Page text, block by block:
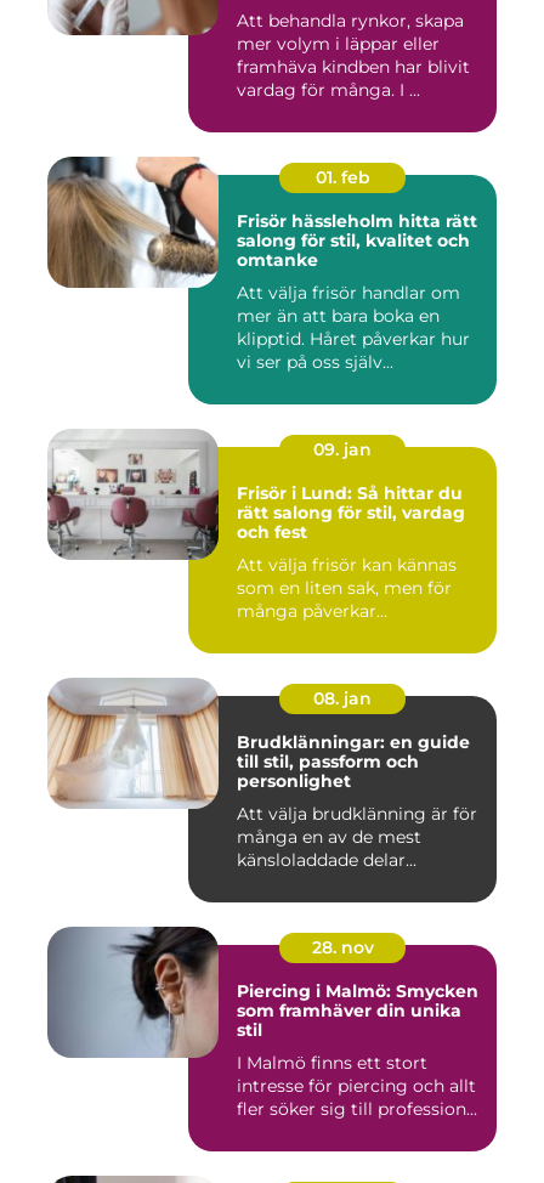
Att behandla rynkor, skapa
mer volym i läppar eller
framhäva kindben har blivit
vardag för många. I ...
01. feb
Frisör hässleholm hitta rätt
salong för stil, kvalitet och
omtanke
Att välja frisör handlar om
mer än att bara boka en
klipptid. Håret påverkar hur
vi ser på oss själv...
09. jan
Frisör i Lund: Så hittar du
rätt salong för stil, vardag
och fest
Att välja frisör kan kännas
som en liten sak, men för
många påverkar...
08. jan
Brudklänningar: en guide
till stil, passform och
personlighet
Att välja brudklänning är för
många en av de mest
känsloladdade delar...
28. nov
Piercing i Malmö: Smycken
som framhäver din unika
stil
I Malmö finns ett stort
intresse för piercing och allt
fler söker sig till profession...